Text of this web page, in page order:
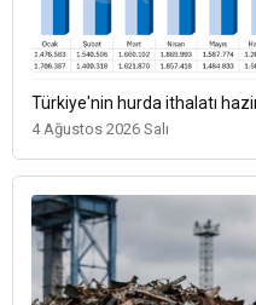
Türkiye'nin hurda ithalatı
4 Ağustos 2026 Salı